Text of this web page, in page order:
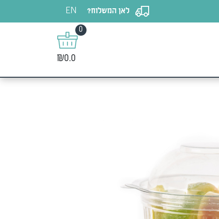
לאן המשלוח? EN
0
₪0.0